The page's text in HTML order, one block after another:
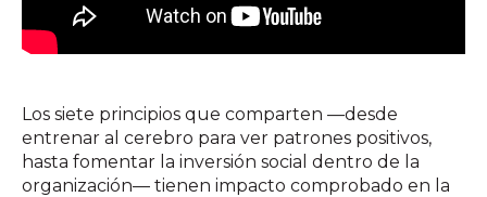
Los siete principios que comparten —desde
entrenar al cerebro para ver patrones positivos,
hasta fomentar la inversión social dentro de la
organización— tienen impacto comprobado en la